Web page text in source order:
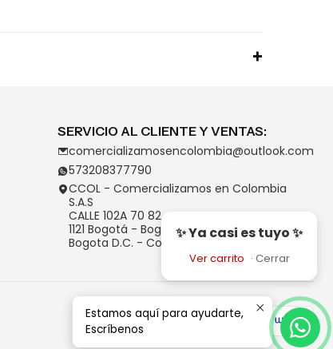
✨ Ya casi es tuyo ✨
Ver carrito · Cerrar
SERVICIO AL CLIENTE Y VENTAS:
comercializamosencolombia@outlook.com
573208377790
CCOL - Comercializamos en Colombia
S.A.S
CALLE 102A 70 82
1121 Bogotá - Bogotá D.C.
Bogota D.C. - Colombia
Estamos aquí para ayudarte,
Escríbenos